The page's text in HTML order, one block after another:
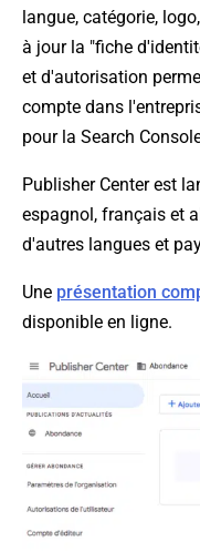
langue, catégorie,
à jour la "fiche
et d'autorisation
compte dans
pour la Search
Publisher Center est
espagnol, français et
d'autres langues et
Une présentation
disponible en ligne.